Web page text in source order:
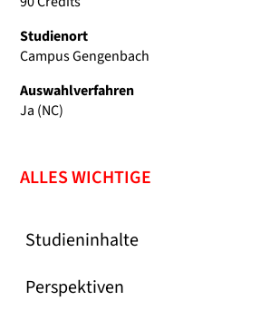
Studienort
Campus Gengenbach
Auswahlverfahren
Ja (NC)
ALLES WICHTIGE
Studieninhalte
Perspektiven